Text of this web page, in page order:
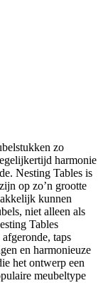
zo
harmonie
Nesting Tables is
op zo’n grootte
kunnen
niet alleen als
Tables
taps
en harmonieuze
het ontwerp een
meubeltype